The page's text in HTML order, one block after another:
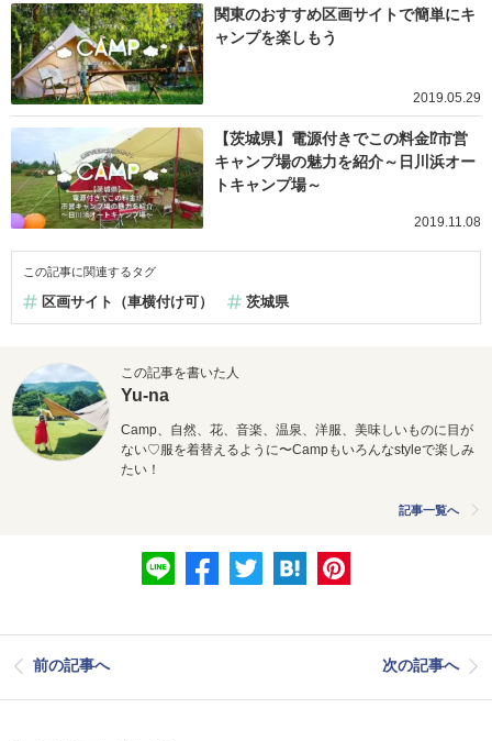
関東のおすすめ区画サイトで簡単にキ
ャンプを楽しもう
2019.05.29
【茨城県】電源付きでこの料金⁉市営
キャンプ場の魅力を紹介～日川浜オー
トキャンプ場～
2019.11.08
この記事に関連するタグ
区画サイト（車横付け可） 茨城県
この記事を書いた人
Yu-na
Camp、自然、花、音楽、温泉、洋服、美味しいものに目が
ない♡服を着替えるように〜Campもいろんなstyleで楽しみ
たい！
記事一覧へ
前の記事へ 次の記事へ